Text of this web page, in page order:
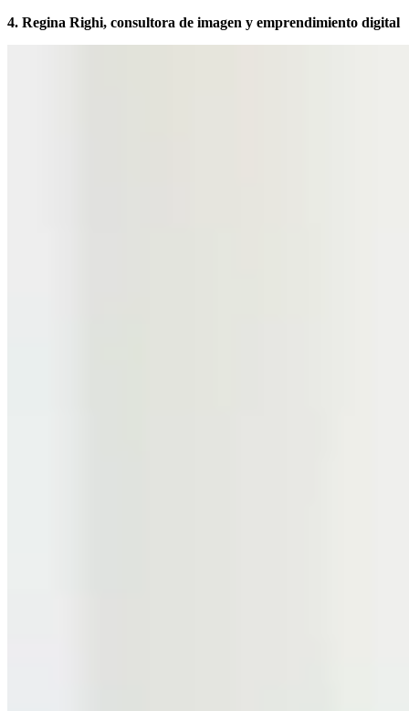
4. Regina Righi, consultora de imagen y emprendimiento digital